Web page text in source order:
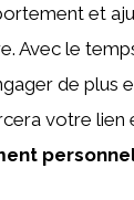
et
Avec le
de plus
votre lien